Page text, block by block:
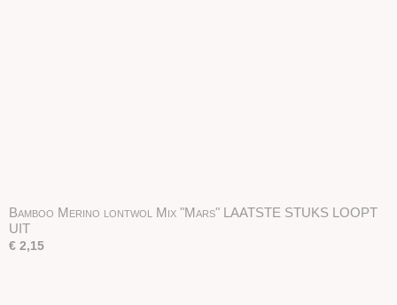
Bamboo Merino lontwol Mix "Mars" LAATSTE STUKS LOOPT
UIT
€ 2,15